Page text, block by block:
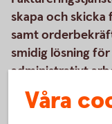
skapa och
samt
smidig lösning
administrativt
eller som tillval
Våra